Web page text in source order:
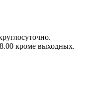
кроме выходных.